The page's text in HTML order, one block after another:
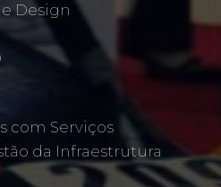
Design
com Serviços
da Infraestrutura